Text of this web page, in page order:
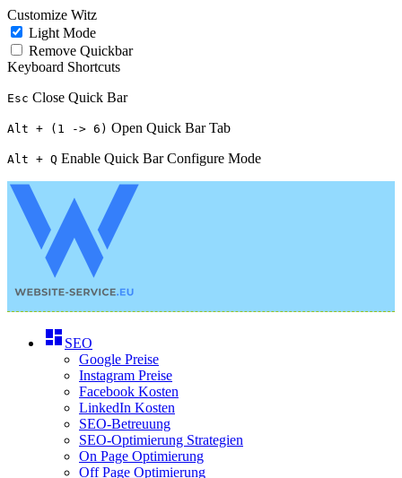
Customize Witz
Light Mode
Remove Quickbar
Keyboard Shortcuts
Esc Close Quick Bar
Alt + (1 -> 6) Open Quick Bar Tab
Alt + Q Enable Quick Bar Configure Mode
dashboard SEO
Google Preise
Instagram Preise
Facebook Kosten
LinkedIn Kosten
SEO-Betreuung
SEO-Optimierung Strategien
On Page Optimierung
Off Page Optimierung